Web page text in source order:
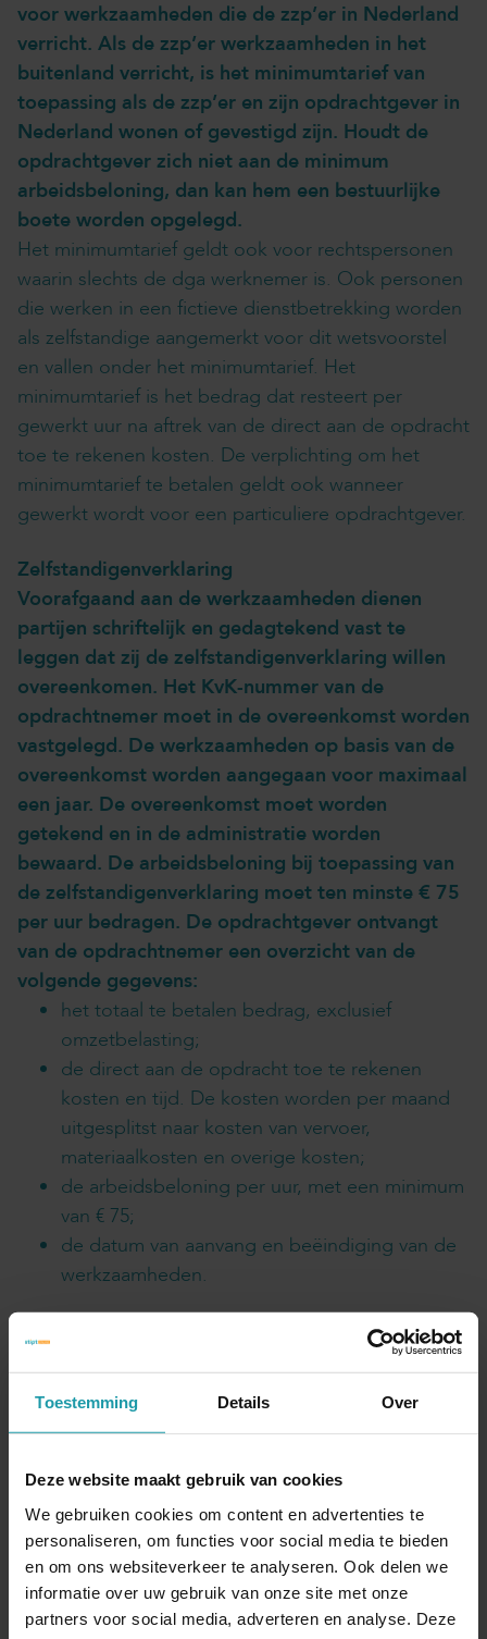
Toestemming Details Over
Deze website maakt gebruik van cookies
We gebruiken cookies om content en advertenties te
personaliseren, om functies voor social media te bieden
en om ons websiteverkeer te analyseren. Ook delen we
informatie over uw gebruik van onze site met onze
partners voor social media, adverteren en analyse. Deze
voor werkzaamheden die de zzp’er in Nederland
verricht. Als de zzp’er werkzaamheden in het
buitenland verricht, is het minimumtarief van
toepassing als de zzp’er en zijn opdrachtgever in
Nederland wonen of gevestigd zijn. Houdt de
opdrachtgever zich niet aan de minimum
arbeidsbeloning, dan kan hem een bestuurlijke
boete worden opgelegd.
Het minimumtarief geldt ook voor rechtspersonen
waarin slechts de dga werknemer is. Ook personen
die werken in een fictieve dienstbetrekking worden
als zelfstandige aangemerkt voor dit wetsvoorstel
en vallen onder het minimumtarief. Het
minimumtarief is het bedrag dat resteert per
gewerkt uur na aftrek van de direct aan de opdracht
toe te rekenen kosten. De verplichting om het
minimumtarief te betalen geldt ook wanneer
gewerkt wordt voor een particuliere opdrachtgever.
Zelfstandigenverklaring
Voorafgaand aan de werkzaamheden dienen
partijen schriftelijk en gedagtekend vast te
leggen dat zij de zelfstandigenverklaring willen
overeenkomen. Het KvK-nummer van de
opdrachtnemer moet in de overeenkomst worden
vastgelegd. De werkzaamheden op basis van de
overeenkomst worden aangegaan voor maximaal
een jaar. De overeenkomst moet worden
getekend en in de administratie worden
bewaard. De arbeidsbeloning bij toepassing van
de zelfstandigenverklaring moet ten minste € 75
per uur bedragen. De opdrachtgever ontvangt
van de opdrachtnemer een overzicht van de
volgende gegevens:
het totaal te betalen bedrag, exclusief
omzetbelasting;
de direct aan de opdracht toe te rekenen
kosten en tijd. De kosten worden per maand
uitgesplitst naar kosten van vervoer,
materiaalkosten en overige kosten;
de arbeidsbeloning per uur, met een minimum
van € 75;
de datum van aanvang en beëindiging van de
werkzaamheden.
Verplichtingen zelfstandige en opdrachtgever
Het conceptwetsvoorstel bevat een aantal
verplichtingen waaraan zelfstandigen en hun
(zakelijke) opdrachtgevers moeten voldoen.
verstrekken van de directe kosten en de te werken
uren aan de opdrachtgever. Aan de hand van deze
gegevens kan het uurtarief berekend worden. De
zelfstandige moet tussentijds en na afloop van de
opdracht een uren- en kostenoverzicht verstrekken.
De opdrachtgever moet de hem verstrekte